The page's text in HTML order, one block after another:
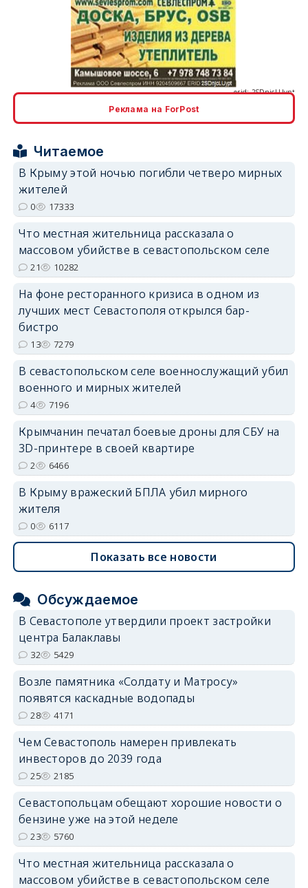
Реклама на ForPost
Читаемое
В Крыму этой ночью погибли четверо мирных
жителей
0 17333
Что местная жительница рассказала о
массовом убийстве в севастопольском селе
21 10282
На фоне ресторанного кризиса в одном из
лучших мест Севастополя открылся бар-
бистро
13 7279
В севастопольском селе военнослужащий убил
военного и мирных жителей
4 7196
Крымчанин печатал боевые дроны для СБУ на
3D-принтере в своей квартире
2 6466
В Крыму вражеский БПЛА убил мирного
жителя
0 6117
Показать все новости
Обсуждаемое
В Севастополе утвердили проект застройки
центра Балаклавы
32 5429
Возле памятника «Солдату и Матросу»
появятся каскадные водопады
28 4171
Чем Севастополь намерен привлекать
инвесторов до 2039 года
25 2185
Севастопольцам обещают хорошие новости о
бензине уже на этой неделе
23 5760
Что местная жительница рассказала о
массовом убийстве в севастопольском селе